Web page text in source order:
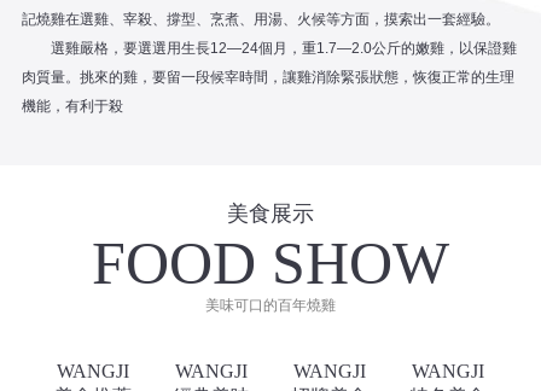
記燒雞在選雞、宰殺、撐型、烹煮、用湯、火候等方面，摸索出一套經驗。
選雞嚴格，要選選用生長12—24個月，重1.7—2.0公斤的嫩雞，以保證雞
肉質量。挑來的雞，要留一段候宰時間，讓雞消除緊張狀態，恢復正常的生理
機能，有利于殺
美食展示
FOOD SHOW
美味可口的百年燒雞
WANGJI
WANGJI
WANGJI
WANGJI